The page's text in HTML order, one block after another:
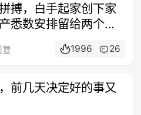
搏，白手起家创下家
悉数安排留给两个孩
1996 26
前几天决定好的事又